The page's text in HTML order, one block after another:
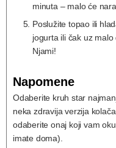
minuta – malo će
Poslužite topao ili
jogurta ili čak uz malo
Njami!
Napomene
Odaberite kruh star
neka zdravija verzija
odaberite onaj koji vam
imate doma).